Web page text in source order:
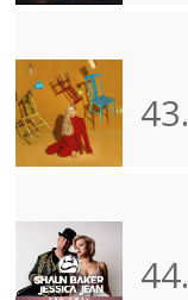
43.
44.